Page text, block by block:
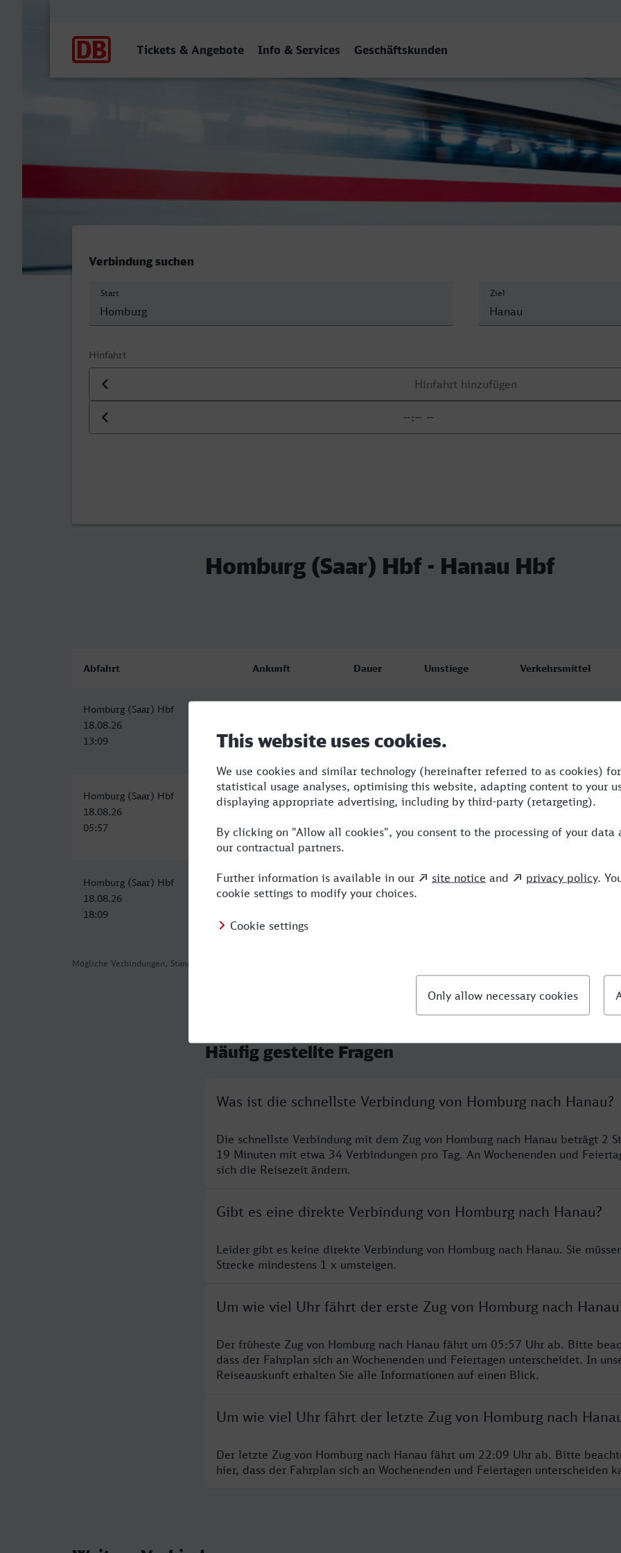
Tickets & Angebote Info & Services Geschäftskunden
Homburg (Saar) Hbf - Hanau Hbf
Verbindung suchen
Start Ziel
Hinfahrt
Datum der Hinfahrt
Uhrzeit der Hinfahrt
Homburg (Saar) Hbf - Hanau Hbf
Mögliche Verbindungen, Stand: 2026-08-04 08:37
Abfahrt Ankunft Dauer Umstiege Verkehrsmittel
Homburg (Saar) Hbf
18.08.26
13:09
15:28
Homburg (Saar) Hbf
18.08.26
05:57
Hanau Hbf
18.08.26
08:35
2:38 ICE
Homburg (Saar) Hbf
18.08.26
18:09
Hanau Hbf
18.08.26
2:35 2 RE,ICE
Häufig gestellte Fragen
Was ist die schnellste Verbindung von Homburg nach Hanau?
Die schnellste Verbindung mit dem Zug von Homburg nach Hanau beträgt 2
19 Minuten mit etwa 34 Verbindungen pro Tag. An Wochenenden und
sich die Reisezeit ändern.
Gibt es eine direkte Verbindung von Homburg nach Hanau?
Leider gibt es keine direkte Verbindung von Homburg nach Hanau. Sie
Strecke mindestens 1 x umsteigen.
Um wie viel Uhr fährt der erste Zug von Homburg nach
Der früheste Zug von Homburg nach Hanau fährt um 05:57 Uhr ab. Bitte
dass der Fahrplan sich an Wochenenden und Feiertagen unterscheidet. In
Reiseauskunft erhalten Sie alle Informationen auf einen Blick.
Um wie viel Uhr fährt der letzte Zug von Homburg nach
Der letzte Zug von Homburg nach Hanau fährt um 22:09 Uhr ab. Bitte
hier, dass der Fahrplan sich an Wochenenden und Feiertagen unterscheiden